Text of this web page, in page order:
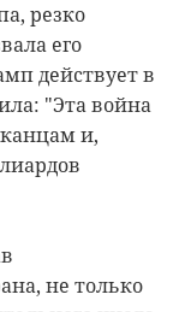
резко
его
действует в
"Эта война
и,
не только